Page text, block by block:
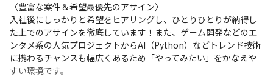
〈豊富な案件＆希望最優先のアサイン〉
入社後にしっかりと希望をヒアリングし、ひとりひとりが納得し
た上でのアサインを徹底しています！また、ゲーム開発などのエ
ンタメ系の人気プロジェクトからAI（Python）などトレンド技術
に携わるチャンスも幅広くあるため「やってみたい」をかなえや
すい環境です。